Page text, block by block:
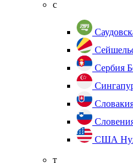
с
Сербия
США
т